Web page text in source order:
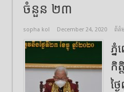
ចំនួន ២៣
sopha kol December 24, 2020 ព័ត៌
ភ្នំ
កិ
ថ្